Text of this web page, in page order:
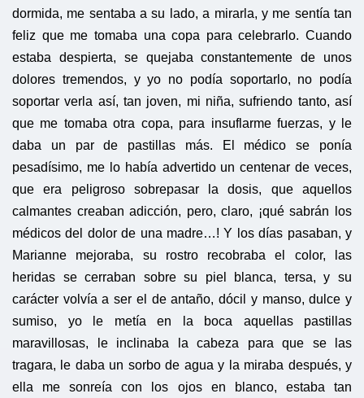
dormida, me sentaba a su lado, a mirarla, y me sentía tan
feliz que me tomaba una copa para celebrarlo. Cuando
estaba despierta, se quejaba constantemente de unos
dolores tremendos, y yo no podía soportarlo, no podía
soportar verla así, tan joven, mi niña, sufriendo tanto, así
que me tomaba otra copa, para insuflarme fuerzas, y le
daba un par de pastillas más. El médico se ponía
pesadísimo, me lo había advertido un centenar de veces,
que era peligroso sobrepasar la dosis, que aquellos
calmantes creaban adicción, pero, claro, ¡qué sabrán los
médicos del dolor de una madre…! Y los días pasaban, y
Marianne mejoraba, su rostro recobraba el color, las
heridas se cerraban sobre su piel blanca, tersa, y su
carácter volvía a ser el de antaño, dócil y manso, dulce y
sumiso, yo le metía en la boca aquellas pastillas
maravillosas, le inclinaba la cabeza para que se las
tragara, le daba un sorbo de agua y la miraba después, y
ella me sonreía con los ojos en blanco, estaba tan